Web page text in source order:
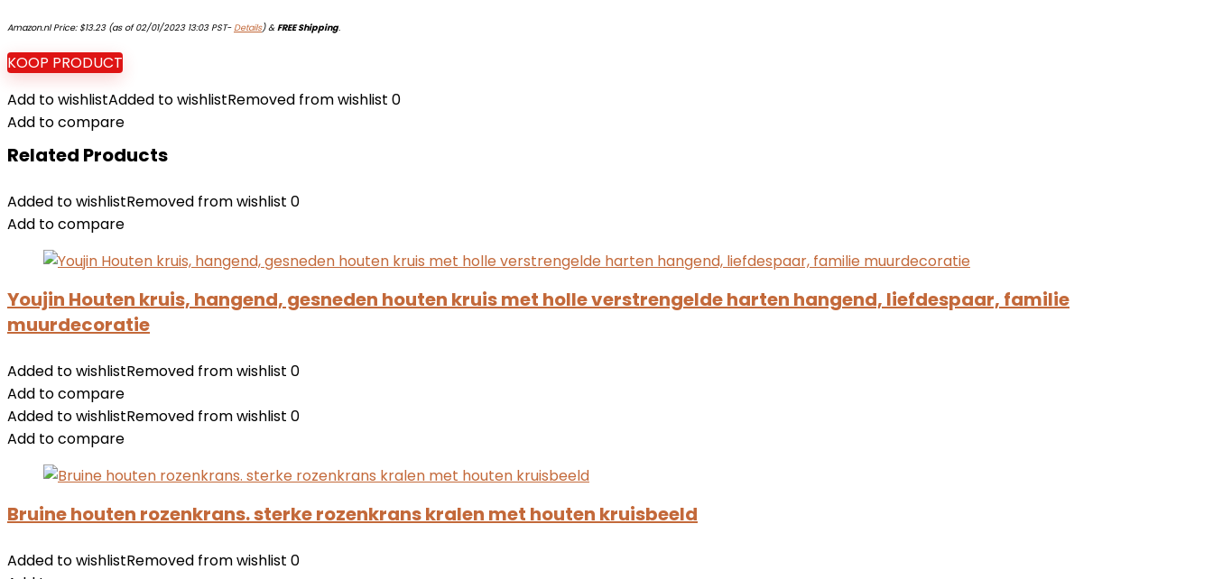
Amazon.nl Price: $13.23(as of 02/01/2023 13:03 PST-Details)&FREE Shipping.
KOOP PRODUCT
Add to wishlistAdded to wishlistRemoved from wishlist 0
Add to compare
Related Products
Added to wishlistRemoved from wishlist 0
Add to compare
Youjin Houten kruis, hangend, gesneden houten kruis met holle verstrengelde harten hangend, liefdespaar, familie
muurdecoratie
Added to wishlistRemoved from wishlist 0
Add to compare
Added to wishlistRemoved from wishlist 0
Add to compare
Bruine houten rozenkrans. sterke rozenkrans kralen met houten kruisbeeld
Added to wishlistRemoved from wishlist 0